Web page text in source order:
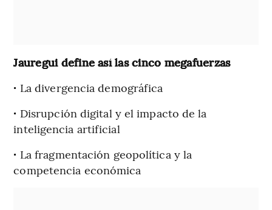
Jauregui define así las cinco megafuerzas
· La divergencia demográfica
· Disrupción digital y el impacto de la
inteligencia artificial
· La fragmentación geopolítica y la
competencia económica